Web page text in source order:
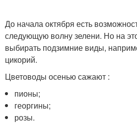
До начала октября есть
следующую волну зелени. Но на
выбирать подзимние виды,
цикорий.
Цветоводы осенью сажают :
пионы;
георгины;
розы.